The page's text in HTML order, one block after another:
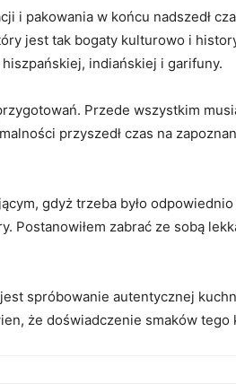
i pakowania w końcu nadszedł
jest tak bogaty kulturowo i
indiańskiej i garifuny.
Przede wszystkim
przyszedł czas na
gdyż trzeba było
Postanowiłem zabrać ze sobą
spróbowanie autentycznej
że doświadczenie smaków